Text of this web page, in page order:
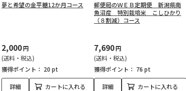
夢と希望の金平糖12か月コース
2,000円
(送料・税込)
獲得ポイント： 20 pt
詳細 カートに入れる
郵便局のＷＥＢ定期便 新潟県南
魚沼産 特別栽培米 こしひかり
（８割減）コース
7,690円
(送料・税込)
獲得ポイント： 76 pt
詳細 カートに入れる